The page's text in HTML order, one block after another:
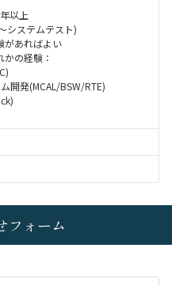
以上
システムテスト)
があればよい
かの経験：
発(MCAL/BSW/RTE)
フォーム